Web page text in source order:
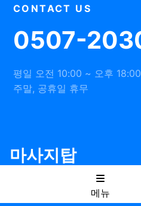
CONTACT US
0507-
평일 오전 10:00 ~ 오후 18:00
주말, 공휴일 휴무
마사지탑
메뉴